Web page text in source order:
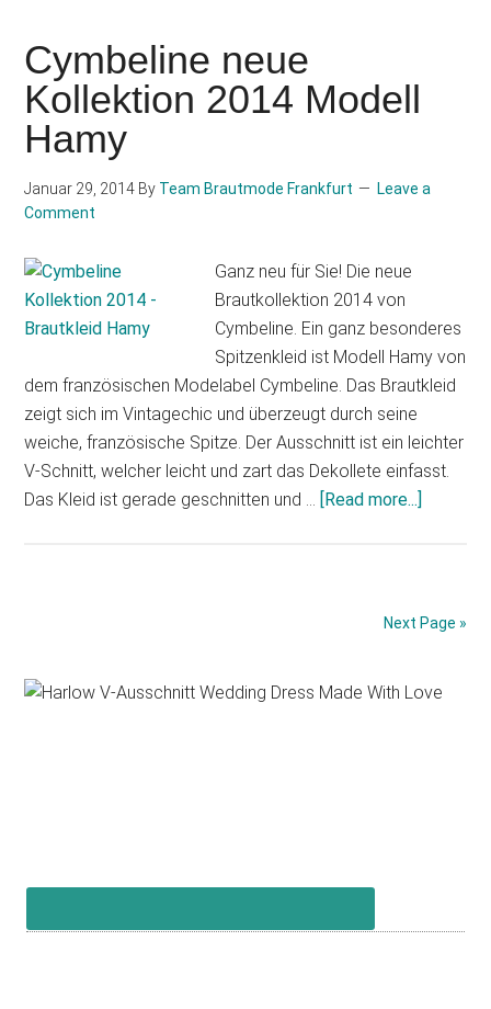
Cymbeline neue
Kollektion 2014 Modell
Hamy
Januar 29, 2014 By Team Brautmode Frankfurt
Leave a
Comment
Ganz neu für Sie! Die neue
Brautkollektion 2014 von
Cymbeline. Ein ganz besonderes
Spitzenkleid ist Modell Hamy von
dem französischen Modelabel Cymbeline. Das Brautkleid
zeigt sich im Vintagechic und überzeugt durch seine
weiche, französische Spitze. Der Ausschnitt ist ein leichter
V-Schnitt, welcher leicht und zart das Dekollete einfasst.
Das Kleid ist gerade geschnitten und … [Read more...]
2014
Next Page »
Primary